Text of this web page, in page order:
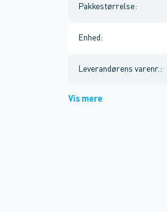
Pakkestørrelse:
Enhed :
Leverandørens varenr. :
Vis mere